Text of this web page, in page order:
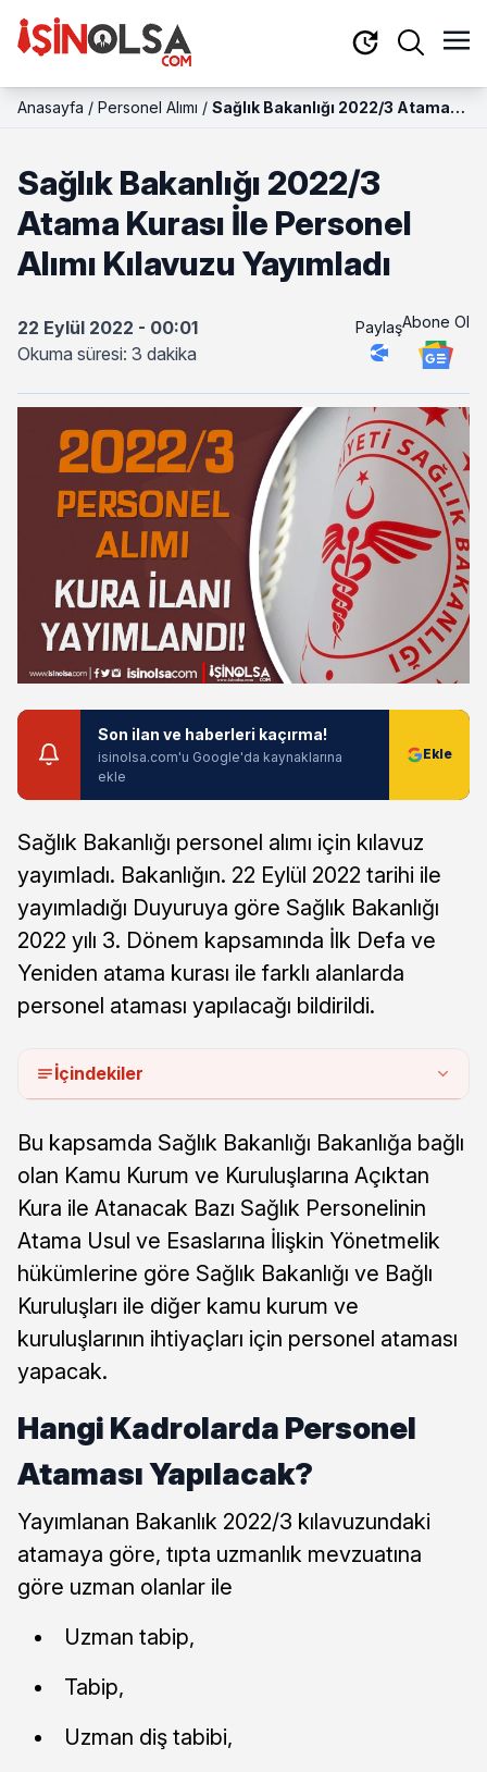
Anasayfa / Personel Alımı / Sağlık Bakanlığı 2022/3 Atama
Sağlık Bakanlığı 2022/3
Atama Kurası İle Personel
Alımı Kılavuzu Yayımladı
22 Eylül 2022 - 00:01
Okuma süresi: 3 dakika
PaylaşAbone Ol
Son ilan ve haberleri kaçırma!
isinolsa.com'u Google'da kaynaklarına
ekle
Sağlık Bakanlığı personel alımı için kılavuz
yayımladı. Bakanlığın. 22 Eylül 2022 tarihi ile
yayımladığı Duyuruya göre Sağlık Bakanlığı
2022 yılı 3. Dönem kapsamında İlk Defa ve
Yeniden atama kurası ile farklı alanlarda
personel ataması yapılacağı bildirildi.
İçindekiler
Bu kapsamda Sağlık Bakanlığı Bakanlığa bağlı
olan Kamu Kurum ve Kuruluşlarına Açıktan
Kura ile Atanacak Bazı Sağlık Personelinin
Atama Usul ve Esaslarına İlişkin Yönetmelik
hükümlerine göre Sağlık Bakanlığı ve Bağlı
Kuruluşları ile diğer kamu kurum ve
kuruluşlarının ihtiyaçları için personel ataması
yapacak.
Hangi Kadrolarda Personel
Ataması Yapılacak?
Yayımlanan Bakanlık 2022/3 kılavuzundaki
atamaya göre, tıpta uzmanlık mevzuatına
göre uzman olanlar ile
Uzman tabip,
Tabip,
Uzman diş tabibi,